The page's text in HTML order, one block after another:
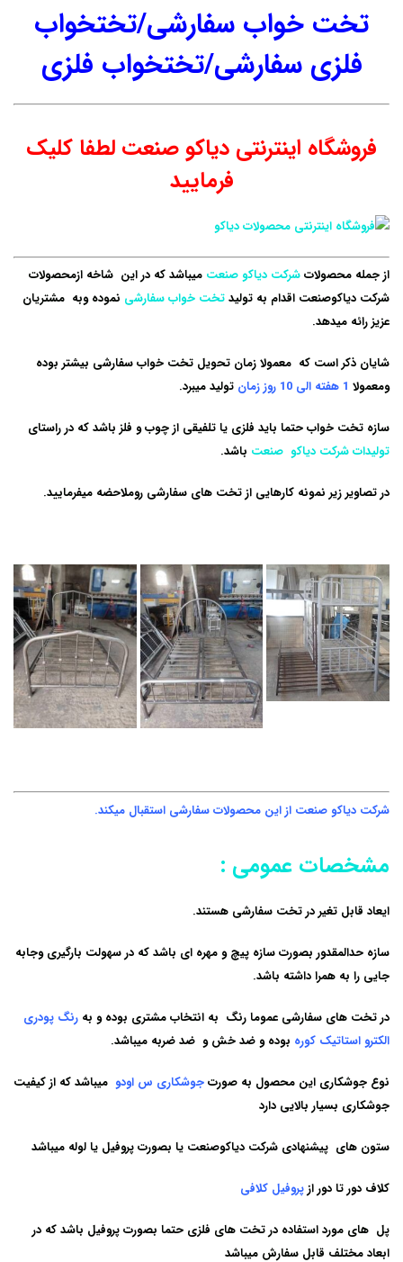
تخت خواب سفارشی/تختخواب
فلزی سفارشی/تختخواب فلزی
فروشگاه اینترنتی دیاکو صنعت لطفا کلیک
فرمایید
از جمله محصولاتشرکت دیاکو صنعت میباشد که در این شاخه ازمحصولات
شرکت دیاکوصنعت اقدام به تولیدتخت خواب سفارشی نموده وبه مشتریان
عزیز رائه میدهد.
شایان ذکر است که معمولا زمان تحویل تخت خواب سفارشی بیشتر بوده
ومعمولا
تولید میبرد.
سازه تخت خواب حتما باید فلزی یا تلفیقی از چوب و فلز باشد که در راستای
تولیدات شرکت دیاکو صنعت باشد.
در تصاویر زیر نمونه کارهایی از تخت های سفارشی روملاحضه میفرمایید.
شرکت دیاکو صنعت از این محصولات سفارشی استقبال میکند.
مشخصات عمومی :
ایعاد قابل تغیر در تخت سفارشی هستند.
سازه حدالمقدور بصورت سازه پیچ و مهره ای باشد که در سهولت بارگیری وجابه
جایی را به همرا داشته باشد.
درتخت های سفارشی عموما رنگ به انتخاب مشتری بوده و به رنگ پودری
الکترو استاتیک کوره بوده و ضد خش و ضد ضربه میباشد.
نوع جوشکاری این محصول به صورتجوشکاری س اودو میباشد که از کیفیت
جوشکاری بسیار بالایی دارد
ستون های پیشنهادی شرکت دیاکوصنعت یا بصورت پروفیل یا لوله میباشد
کلاف دور تا دور ازپروفیل کلافی
پل های مورد استفاده درتخت های فلزی حتما بصورت پروفیل باشد که در
ابعاد مختلف قابل سفارش میباشد